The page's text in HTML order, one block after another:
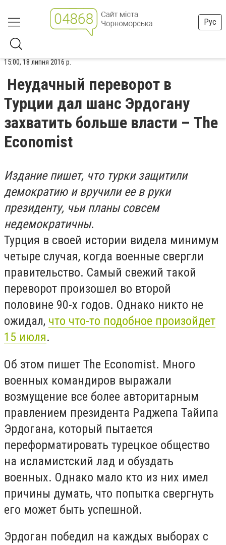
Рус
15:00, 18 липня 2016 р.
Неудачный переворот в
Турции дал шанс Эрдогану
захватить больше власти – The
Economist
Издание пишет, что турки защитили
демократию и вручили ее в руки
президенту, чьи планы совсем
недемократичны.
Турция в своей истории видела минимум
четыре случая, когда военные свергли
правительство. Самый свежий такой
переворот произошел во второй
половине 90-х годов. Однако никто не
ожидал, что что-то подобное произойдет
15 июля.
Об этом пишет The Economist. Много
военных командиров выражали
возмущение все более авторитарным
правлением президента Раджепа Тайипа
Эрдогана, который пытается
переформатировать турецкое общество
на исламистский лад и обуздать
военных. Однако мало кто из них имел
причины думать, что попытка свергнуть
его может быть успешной.
Эрдоган победил на каждых выборах с